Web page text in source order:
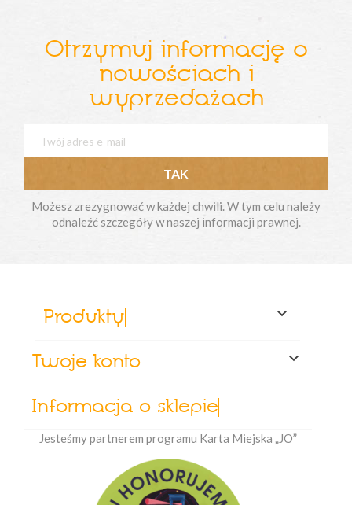
Otrzymuj informację o
nowościach i
wyprzedażach
Możesz zrezygnować w każdej chwili. W tym celu należy
odnaleźć szczegóły w naszej informacji prawnej.
Produkty 
Twoje konto 
Informacja o sklepie
Jesteśmy partnerem programu Karta Miejska „JO”